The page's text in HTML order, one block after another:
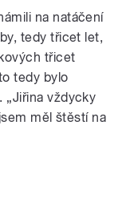
na natáčení
tedy třicet let,
třicet
tedy bylo
„Jiřina vždycky
měl štěstí na